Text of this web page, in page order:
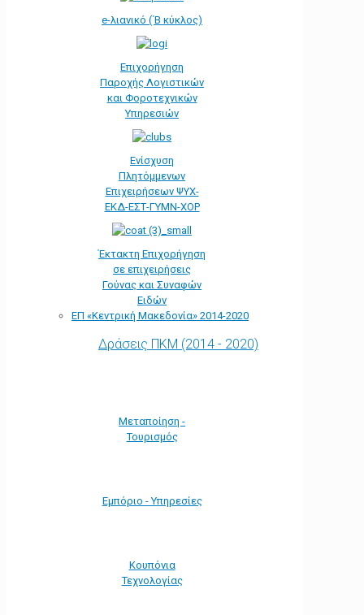
e-λιανικό (΄Β κύκλος)
Επιχορήγηση
Παροχής Λογιστικών
και Φοροτεχνικών
Υπηρεσιών
Ενίσχυση
Πλητόμμενων
Επιχειρήσεων ΨΥΧ-
ΕΚΔ-ΕΣΤ-ΓΥΜΝ-ΧΟΡ
Έκτακτη Επιχορήγηση
σε επιχειρήσεις
Γούνας και Συναφών
Ειδών
ΕΠ «Kεντρική Μακεδονία» 2014-2020
Δράσεις ΠΚΜ (2014 - 2020)
Μεταποίηση -
Τουρισμός
Εμπόριο - Υπηρεσίες
Κουπόνια
Τεχνολογίας